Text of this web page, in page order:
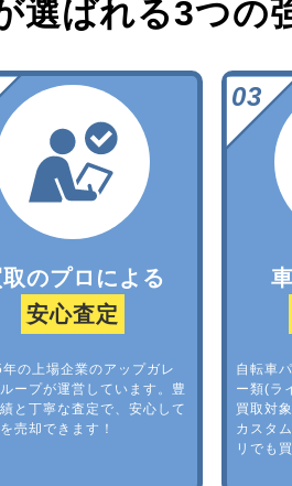
選ばれる3つの
取のプロによる
安心査定
の上場企業のアップガレ
ープが運営しています。豊
と丁寧な査定で、安心して
売却できます！
自転車
ー類(ラ
買取対象
カスタ
リでも